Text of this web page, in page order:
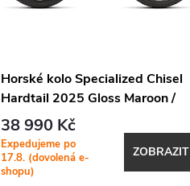
Horské kolo Specialized Chisel
Hardtail 2025 Gloss Maroon /
White
38 990 Kč
Expedujeme po
17.8. (dovolená e-
shopu)
ZOBRAZIT